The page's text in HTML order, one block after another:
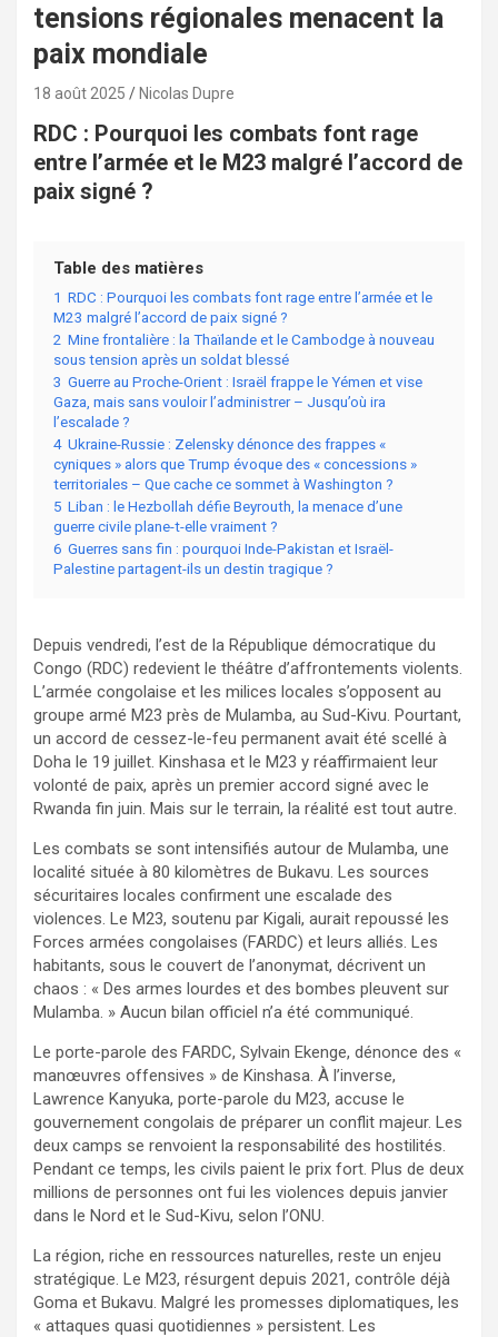
tensions régionales menacent la
paix mondiale
18 août 2025 Nicolas Dupre
RDC : Pourquoi les combats font rage
entre l’armée et le M23 malgré l’accord de
paix signé ?
Table des matières
1 RDC : Pourquoi les combats font rage entre l’armée et le
M23 malgré l’accord de paix signé ?
2 Mine frontalière : la Thaïlande et le Cambodge à nouveau
sous tension après un soldat blessé
3 Guerre au Proche-Orient : Israël frappe le Yémen et vise
Gaza, mais sans vouloir l’administrer – Jusqu’où ira
l’escalade ?
4 Ukraine-Russie : Zelensky dénonce des frappes «
cyniques » alors que Trump évoque des « concessions »
territoriales – Que cache ce sommet à Washington ?
5 Liban : le Hezbollah défie Beyrouth, la menace d’une
guerre civile plane-t-elle vraiment ?
6 Guerres sans fin : pourquoi Inde-Pakistan et Israël-
Palestine partagent-ils un destin tragique ?
Depuis vendredi, l’est de la République démocratique du
Congo (RDC) redevient le théâtre d’affrontements violents.
L’armée congolaise et les milices locales s’opposent au
groupe armé M23 près de Mulamba, au Sud-Kivu. Pourtant,
un accord de cessez-le-feu permanent avait été scellé à
Doha le 19 juillet. Kinshasa et le M23 y réaffirmaient leur
volonté de paix, après un premier accord signé avec le
Rwanda fin juin. Mais sur le terrain, la réalité est tout autre.
Les combats se sont intensifiés autour de Mulamba, une
localité située à 80 kilomètres de Bukavu. Les sources
sécuritaires locales confirment une escalade des
violences. Le M23, soutenu par Kigali, aurait repoussé les
Forces armées congolaises (FARDC) et leurs alliés. Les
habitants, sous le couvert de l’anonymat, décrivent un
chaos : « Des armes lourdes et des bombes pleuvent sur
Mulamba. » Aucun bilan officiel n’a été communiqué.
Le porte-parole des FARDC, Sylvain Ekenge, dénonce des «
manœuvres offensives » de Kinshasa. À l’inverse,
Lawrence Kanyuka, porte-parole du M23, accuse le
gouvernement congolais de préparer un conflit majeur. Les
deux camps se renvoient la responsabilité des hostilités.
Pendant ce temps, les civils paient le prix fort. Plus de deux
millions de personnes ont fui les violences depuis janvier
dans le Nord et le Sud-Kivu, selon l’ONU.
La région, riche en ressources naturelles, reste un enjeu
stratégique. Le M23, résurgent depuis 2021, contrôle déjà
Goma et Bukavu. Malgré les promesses diplomatiques, les
« attaques quasi quotidiennes » persistent. Les